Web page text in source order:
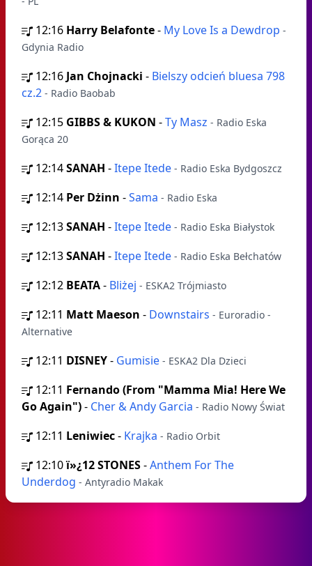
12:16 Harry Belafonte- My Love Is a Dewdrop -
Gdynia Radio
12:16 Jan Chojnacki - Bielszy odcień bluesa 798
cz.2 - Radio Baobab
12:15 GIBBS & KUKON -Ty Masz - Radio Eska
Gorąca 20
12:14SANAH -Itepe Itede - Radio Eska Bydgoszcz
12:14 Per Dżinn -Sama - Radio Eska
12:13SANAH -Itepe Itede - Radio Eska Białystok
12:13SANAH -Itepe Itede - Radio Eska Bełchatów
12:12 BEATA- Bliżej - ESKA2 Trójmiasto
12:11 Matt Maeson - Downstairs - Euroradio -
Alternative
12:11 DISNEY- Gumisie - ESKA2 Dla Dzieci
12:11 Fernando (From "Mamma Mia! Here We
Go Again")- Cher & Andy Garcia - Radio Nowy Świat
12:11 Leniwiec- Krajka - Radio Orbit
12:10ï»¿12 STONES-Anthem For The
Underdog - Antyradio Makak